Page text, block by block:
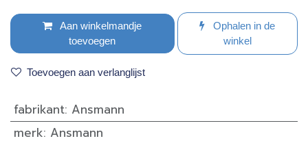
Aan winkelmandje
toevoegen
Ophalen in de
winkel
Toevoegen aan verlanglijst
fabrikant: Ansmann
merk: Ansmann